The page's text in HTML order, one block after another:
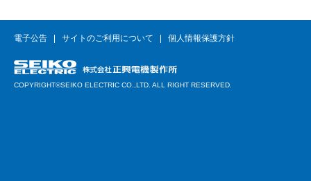
電子公告 サイトのご利用について 個人情報保護方針
COPYRIGHT©SEIKO ELECTRIC CO.,LTD. ALL RIGHT RESERVED.